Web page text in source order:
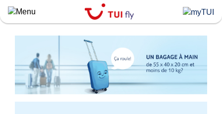
Skip
to
content